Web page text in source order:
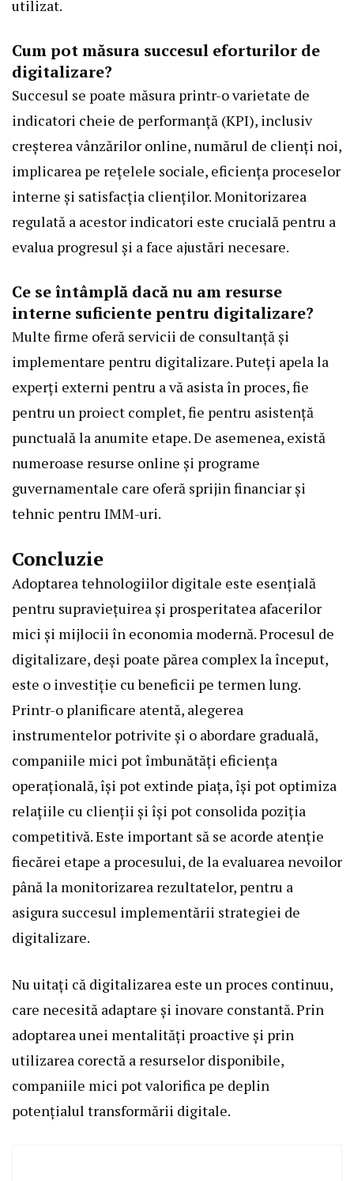
utilizat.
Cum pot măsura succesul eforturilor de
digitalizare?
Succesul se poate măsura printr-o varietate de
indicatori cheie de performanță (KPI), inclusiv
creșterea vânzărilor online, numărul de clienți noi,
implicarea pe rețelele sociale, eficiența proceselor
interne și satisfacția clienților. Monitorizarea
regulată a acestor indicatori este crucială pentru a
evalua progresul și a face ajustări necesare.
Ce se întâmplă dacă nu am resurse
interne suficiente pentru digitalizare?
Multe firme oferă servicii de consultanță și
implementare pentru digitalizare. Puteți apela la
experți externi pentru a vă asista în proces, fie
pentru un proiect complet, fie pentru asistență
punctuală la anumite etape. De asemenea, există
numeroase resurse online și programe
guvernamentale care oferă sprijin financiar și
tehnic pentru IMM-uri.
Concluzie
Adoptarea tehnologiilor digitale este esențială
pentru supraviețuirea și prosperitatea afacerilor
mici și mijlocii în economia modernă. Procesul de
digitalizare, deși poate părea complex la început,
este o investiție cu beneficii pe termen lung.
Printr-o planificare atentă, alegerea
instrumentelor potrivite și o abordare graduală,
companiile mici pot îmbunătăți eficiența
operațională, își pot extinde piața, își pot optimiza
relațiile cu clienții și își pot consolida poziția
competitivă. Este important să se acorde atenție
fiecărei etape a procesului, de la evaluarea nevoilor
până la monitorizarea rezultatelor, pentru a
asigura succesul implementării strategiei de
digitalizare.
Nu uitați că digitalizarea este un proces continuu,
care necesită adaptare și inovare constantă. Prin
adoptarea unei mentalități proactive și prin
utilizarea corectă a resurselor disponibile,
companiile mici pot valorifica pe deplin
potențialul transformării digitale.